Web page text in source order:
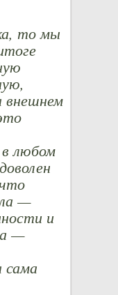
то мы
внешнем
любом
—
и
—
сама